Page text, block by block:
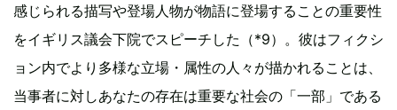
感じられる描写や登場人物が物語に登場することの重要性
をイギリス議会下院でスピーチした（*9）。彼はフィクシ
ョン内でより多様な立場・属性の人々が描かれることは、
当事者に対しあなたの存在は重要な社会の「一部」である